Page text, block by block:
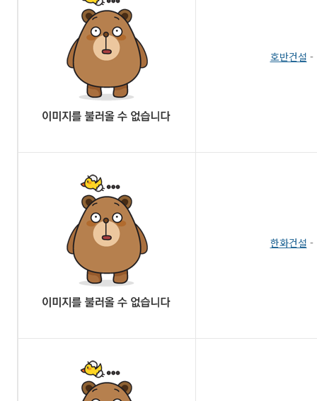
호반건설 -
한화건설 -